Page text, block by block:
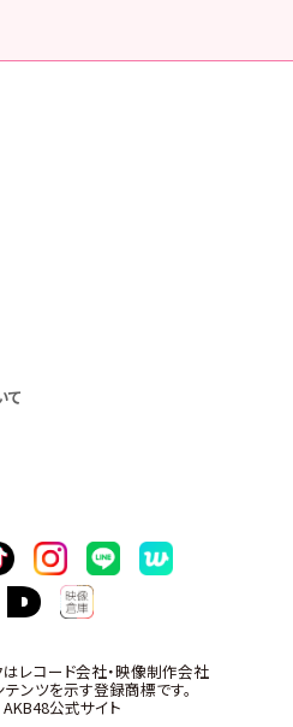
て
レコード会社・映像制作会社
ンツを示す登録商標です。
公式サイト